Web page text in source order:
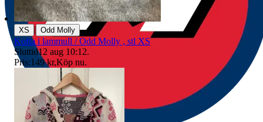
XS | Odd Molly
Kofta i lammull / Odd Molly , stl XS
Sluttid12 aug 10:12.
Pris:149 kr,Köp nu.